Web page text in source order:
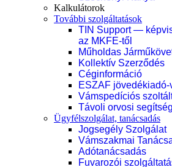
Kalkulátorok
További szolgáltatások
TIN Support —
az MKFE-től
Műholdas
Kollektív Szerződés
Céginformáció
ESZAF
Vámspedíciós
Távoli orvosi segítség
Ügyfélszolgálat, tanácsadás
Jogsegély Szolgálat
Vámszakmai
Adótanácsadás
Fuvarozói